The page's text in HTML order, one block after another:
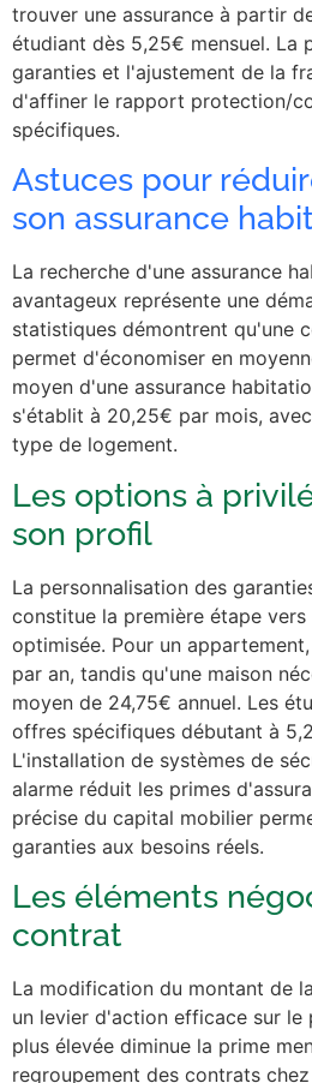
trouver une assurance à partir
étudiant dès 5,25€ mensuel. La
garanties et l'ajustement de la
d'affiner le rapport protection/
spécifiques.
Astuces pour
son assurance
La recherche d'une assurance
avantageux représente une
statistiques démontrent qu'une
permet d'économiser en
moyen d'une assurance
s'établit à 20,25€ par mois,
type de logement.
Les options à
son profil
La personnalisation des
constitue la première étape vers
optimisée. Pour un
par an, tandis qu'une maison
moyen de 24,75€ annuel. Les
offres spécifiques débutant à
L'installation de systèmes de
alarme réduit les primes
précise du capital mobilier
garanties aux besoins réels.
Les éléments
contrat
La modification du montant de
un levier d'action efficace sur le
plus élevée diminue la prime
regroupement des contrats